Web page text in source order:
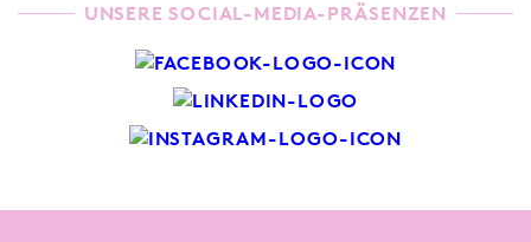
UNSERE SOCIAL-MEDIA-PRÄSENZEN